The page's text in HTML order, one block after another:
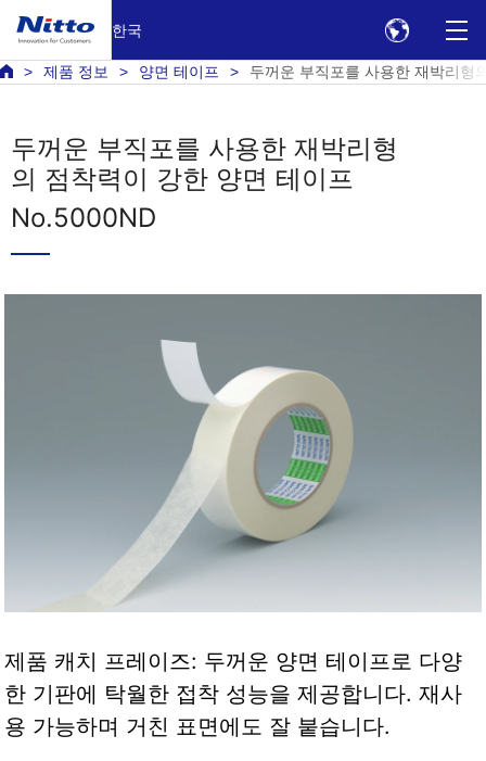
한국
제품 정보 양면 테이프 두꺼운 부직포를 사용한 재박리형
두꺼운 부직포를 사용한 재박리형
의 점착력이 강한 양면 테이프
No.5000ND
제품 캐치 프레이즈: 두꺼운 양면 테이프로 다양
한 기판에 탁월한 접착 성능을 제공합니다. 재사
용 가능하며 거친 표면에도 잘 붙습니다.